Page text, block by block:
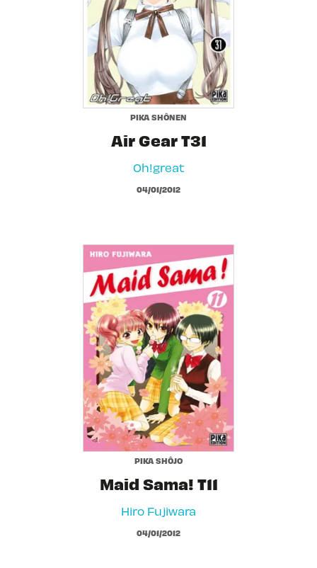
PIKA SHÔNEN
Air Gear T31
Oh!great
04/01/2012
PIKA SHÔJO
Maid Sama! T11
Hiro Fujiwara
04/01/2012